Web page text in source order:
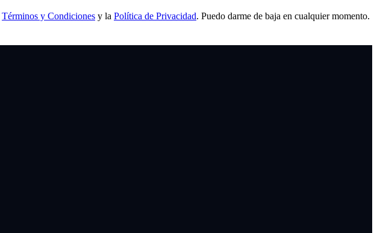
Términos y Condiciones y la Política de Privacidad. Puedo darme de baja en cualquier momento.